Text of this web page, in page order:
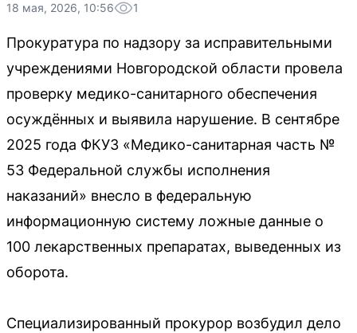
18 мая, 2026, 10:56 1
Прокуратура по надзору за исправительными
учреждениями Новгородской области провела
проверку медико-санитарного обеспечения
осуждённых и выявила нарушение. В сентябре
2025 года ФКУЗ «Медико-санитарная часть №
53 Федеральной службы исполнения
наказаний» внесло в федеральную
информационную систему ложные данные о
100 лекарственных препаратах, выведенных из
оборота.
Специализированный прокурор возбудил дело